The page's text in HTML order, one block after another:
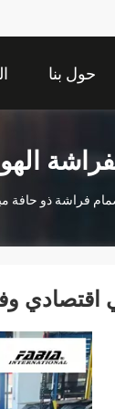
حول بنا
فراشة ذو حافة
اقتصادي